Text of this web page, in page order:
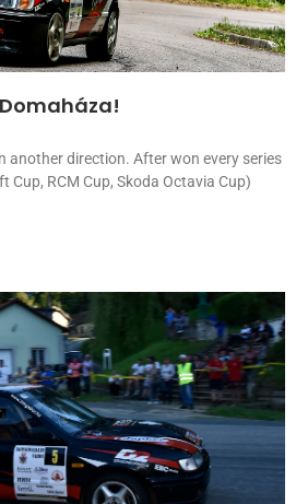
another direction. After won every series
RCM Cup, Skoda Octavia Cup)